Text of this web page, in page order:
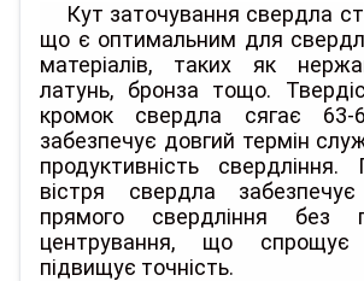
Кут заточування свердла
що є оптимальним для
матеріалів, таких як
латунь, бронза тощо.
кромок свердла сягає
забезпечує довгий термін
продуктивність свердління.
вістря свердла
прямого свердління без
центрування, що
підвищує точність.